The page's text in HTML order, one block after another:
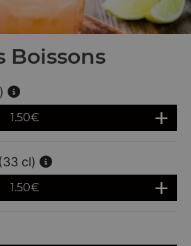
Boissons
1.50€
cl)
1.50€